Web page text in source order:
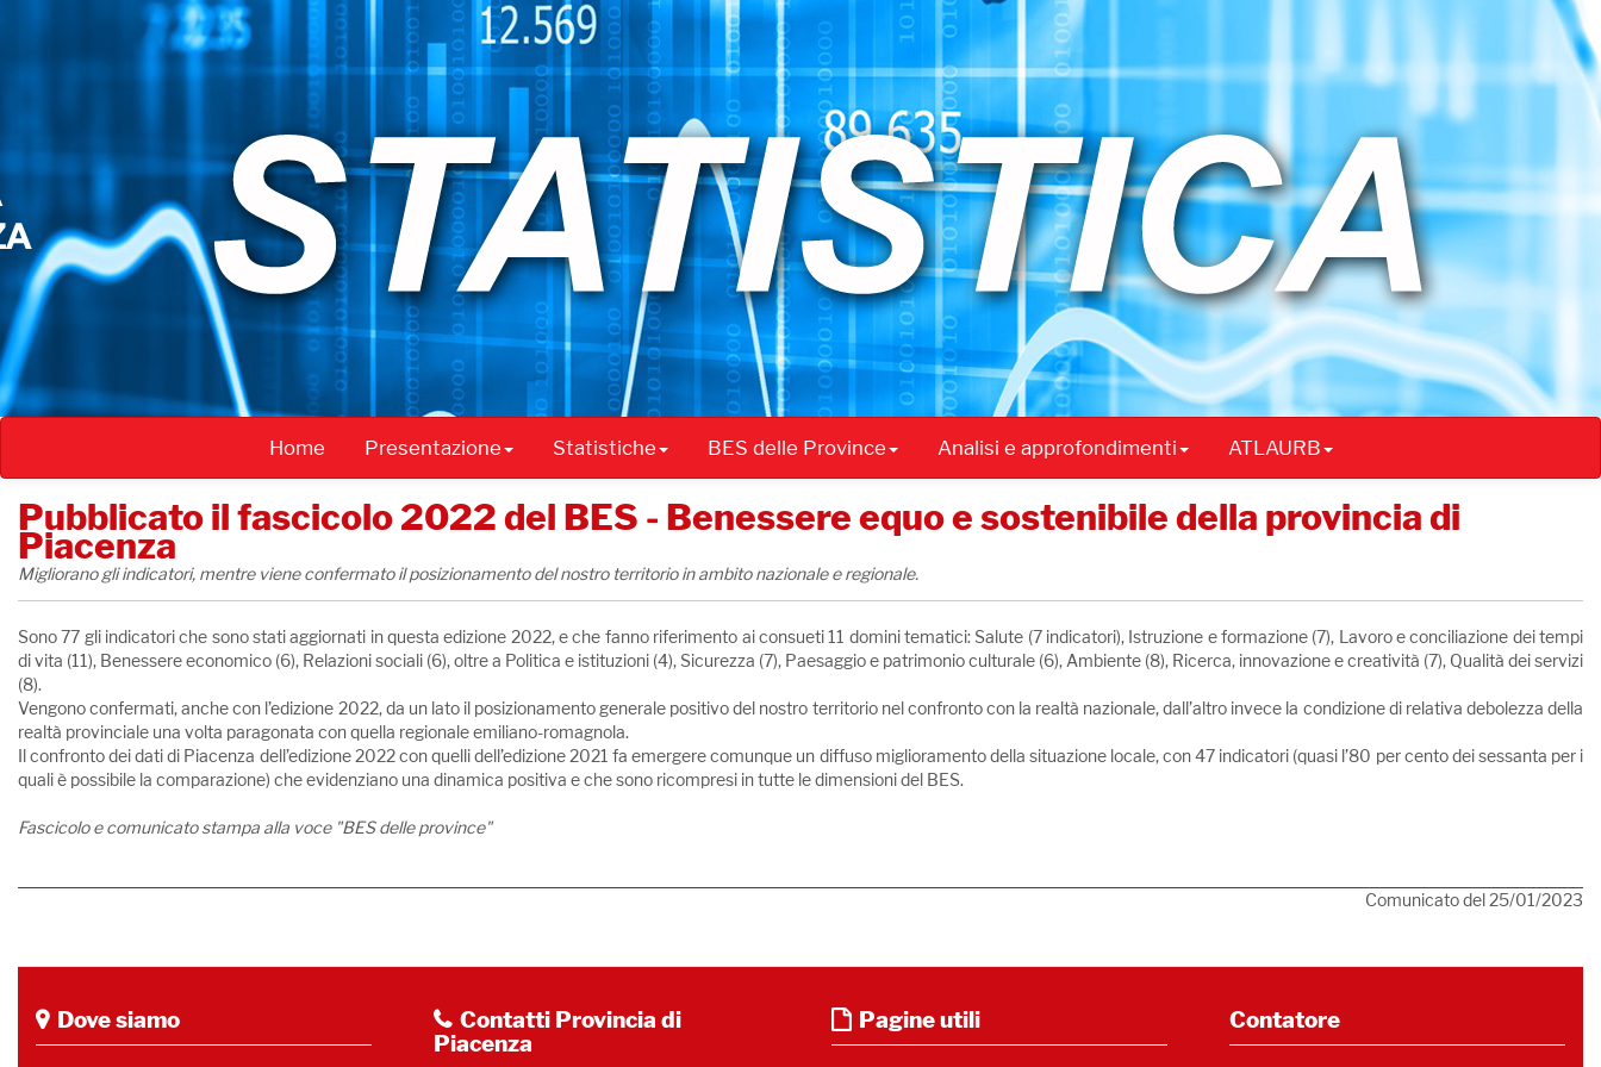
Home Presentazione Statistiche BES delle Province Analisi e approfondimenti ATLAURB
Pubblicato il fascicolo 2022 del BES - Benessere equo e sostenibile della provincia di
Piacenza
Migliorano gli indicatori, mentre viene confermato il posizionamento del nostro territorio in ambito nazionale e regionale.
Sono 77 gli indicatori che sono stati aggiornati in questa edizione 2022, e che fanno riferimento ai consueti 11 domini tematici: Salute (7 indicatori), Istruzione e formazione (7), Lavoro e conciliazione dei tempi
di vita (11), Benessere economico (6), Relazioni sociali (6), oltre a Politica e istituzioni (4), Sicurezza (7), Paesaggio e patrimonio culturale (6), Ambiente (8), Ricerca, innovazione e creatività (7), Qualità dei servizi
(8).
Vengono confermati, anche con l’edizione 2022, da un lato il posizionamento generale positivo del nostro territorio nel confronto con la realtà nazionale, dall’altro invece la condizione di relativa debolezza della
realtà provinciale una volta paragonata con quella regionale emiliano-romagnola.
Il confronto dei dati di Piacenza dell’edizione 2022 con quelli dell’edizione 2021fa emergere comunque un diffuso miglioramento della situazione locale, con 47 indicatori (quasi l’80 per cento dei sessanta per i
quali è possibile la comparazione) che evidenziano una dinamica positiva e che sono ricompresi in tutte le dimensioni del BES.
Fascicolo e comunicato stampa alla voce "BES delle province"
Comunicato del 25/01/2023
Dove siamo
Contatti Provincia di
Piacenza
Pagine utili Contatore